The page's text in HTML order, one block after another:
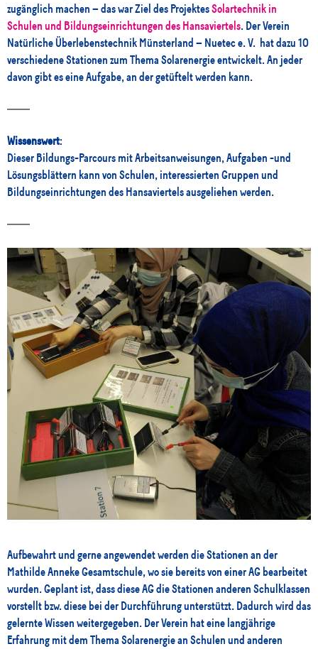
zugänglich machen – das war Ziel des ProjektesSolartechnik in
Schulen und Bildungseinrichtungen des Hansaviertels. Der Verein
Natürliche Überlebenstechnik Münsterland – Nuetec e. V. hat dazu 10
verschiedene Stationen zum Thema Solarenergie entwickelt. An jeder
davon gibt es eine Aufgabe, an der getüftelt werden kann.
Wissenswert:
Dieser Bildungs-Parcours mit Arbeitsanweisungen, Aufgaben -und
Lösungsblättern kann von Schulen, interessierten Gruppen und
Bildungseinrichtungen des Hansaviertels ausgeliehen werden.
Aufbewahrt und gerne angewendet werden die Stationen an der
Mathilde Anneke Gesamtschule, wo sie bereits von einer AG bearbeitet
wurden. Geplant ist, dass diese AG die Stationen anderen Schulklassen
vorstellt bzw. diese bei der Durchführung unterstützt. Dadurch wird das
gelernte Wissen weitergegeben. Der Verein hat eine langjährige
Erfahrung mit dem Thema Solarenergie an Schulen und anderen